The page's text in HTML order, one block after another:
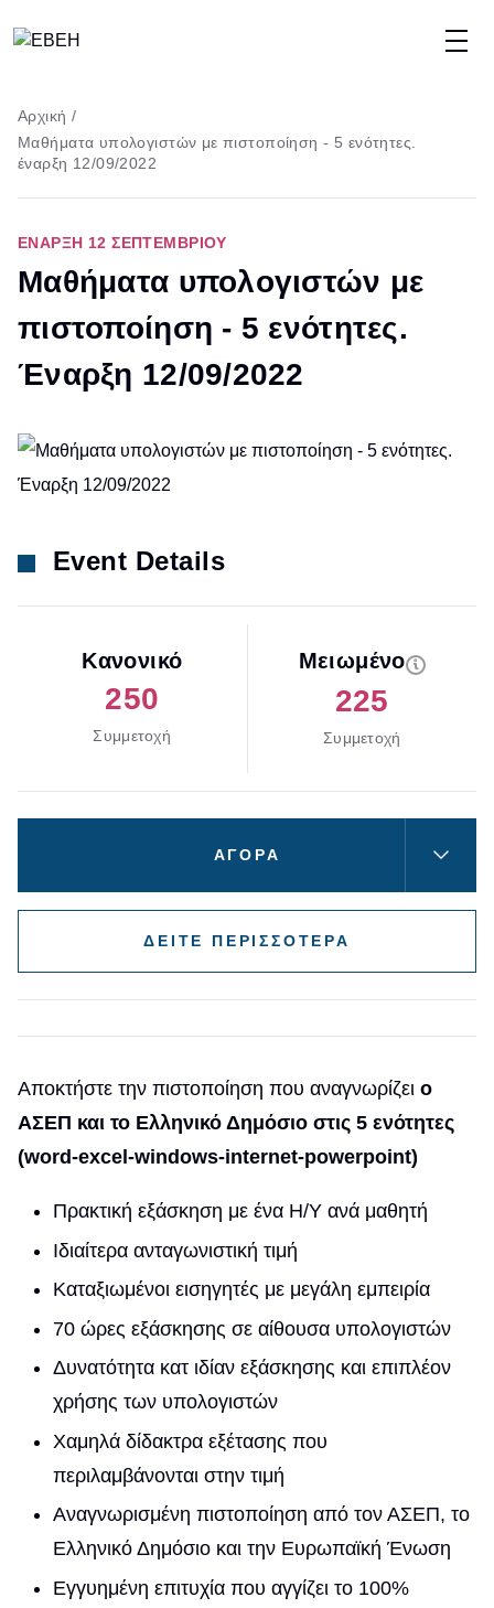
προς
κυρίως
περιεχόμενο
Breadcrumb
Αρχική /
Μαθήματα υπολογιστών με πιστοποίηση - 5 ενότητες.
έναρξη 12/09/2022
ΕΝΑΡΞΗ 12 ΣΕΠΤΕΜΒΡΊΟΥ
Μαθήματα υπολογιστών με
πιστοποίηση - 5 ενότητες.
Έναρξη 12/09/2022
Event Details
Κανονικό
250
Συμμετοχή
Μειωμένο
225
Συμμετοχή
ΑΓΟΡΑ
ΔΕΙΤΕ ΠΕΡΙΣΣΟΤΕΡΑ
Αποκτήστε την πιστοποίηση που αναγνωρίζει ο
ΑΣΕΠ και το Ελληνικό Δημόσιο στις 5 ενότητες
(word-excel-windows-internet-powerpoint)
Πρακτική εξάσκηση με ένα H/Y ανά μαθητή
Ιδιαίτερα ανταγωνιστική τιμή
Καταξιωμένοι εισηγητές με μεγάλη εμπειρία
70 ώρες εξάσκησης σε αίθουσα υπολογιστών
Δυνατότητα κατ ιδίαν εξάσκησης και επιπλέον
χρήσης των υπολογιστών
Χαμηλά δίδακτρα εξέτασης που
περιλαμβάνονται στην τιμή
Αναγνωρισμένη πιστοποίηση από τον ΑΣΕΠ, το
Ελληνικό Δημόσιο και την Ευρωπαϊκή Ένωση
Εγγυημένη επιτυχία που αγγίζει το 100%